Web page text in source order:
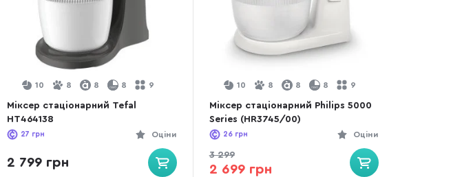
10 8 8 8 9
Міксер стаціонарний Tefal
HT464138
Оціни
27 грн
2 799 грн
10 8 8 8 9
Міксер стаціонарний Philips 5000
Series (HR3745/00)
Оціни
26грн
3 299
2 699 грн